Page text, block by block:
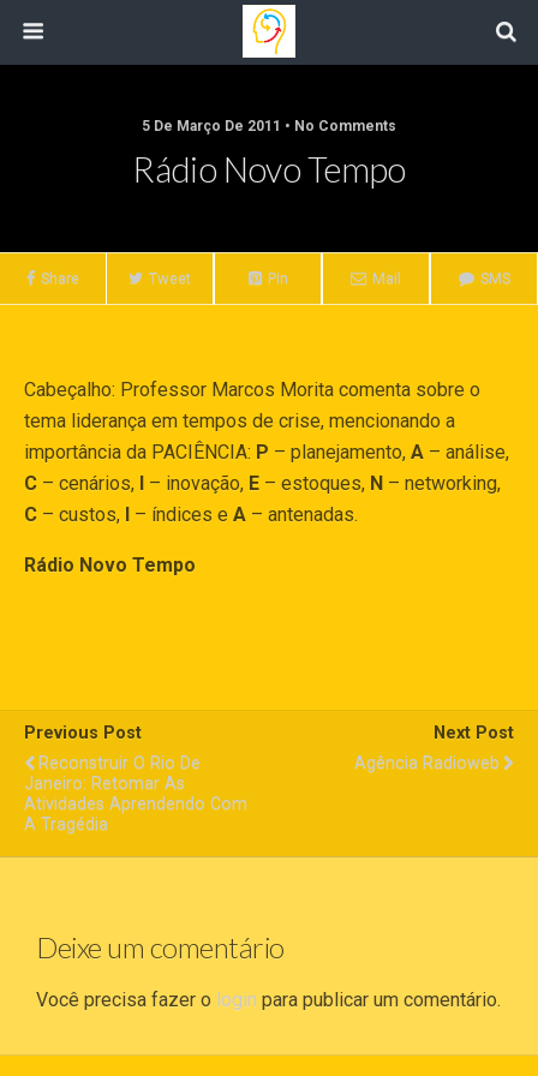
5 De Março De 2011 • No Comments
Rádio Novo Tempo
Share Tweet Pin Mail SMS
Cabeçalho: Professor Marcos Morita comenta sobre o
tema liderança em tempos de crise, mencionando a
importância da PACIÊNCIA: P – planejamento, A – análise,
C – cenários, I – inovação, E – estoques, N – networking,
C – custos, I – índices e A – antenadas.
Rádio Novo Tempo
Previous Post
Reconstruir O Rio De
Janeiro: Retomar As
Atividades Aprendendo Com
A Tragédia
Next Post
Agência Radioweb
Deixe um comentário
Você precisa fazer o login para publicar um comentário.